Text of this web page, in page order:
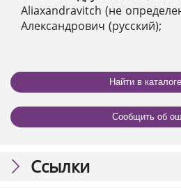
Aliaxandravitch (не
Александрович (русский);
Найти в
Сообщить об
Ссылки